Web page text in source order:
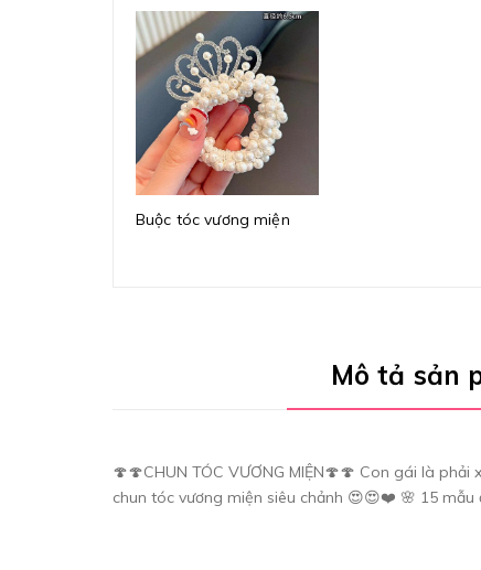
Buộc tóc vương miện
Mô tả sản
🍄🍄CHUN TÓC VƯƠNG MIỆN🍄🍄 Con gái là
chun tóc vương miện siêu chảnh 😍😍❤️ 🌸 15 mẫu